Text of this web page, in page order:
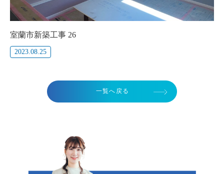
室蘭市新築工事 26
2023.08.25
一覧へ戻る